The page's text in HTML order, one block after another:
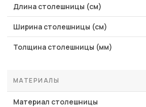
Длина столешницы (см)
Ширина столешницы (см)
Толщина столешницы (мм)
МАТЕРИАЛЫ
Материал столешницы